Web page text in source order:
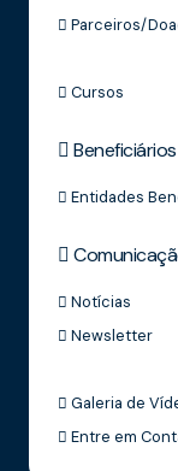
Parceiros/
Cursos
Beneficiários
Entidades
Notícias
Newsletter
Galeria de
Entre em